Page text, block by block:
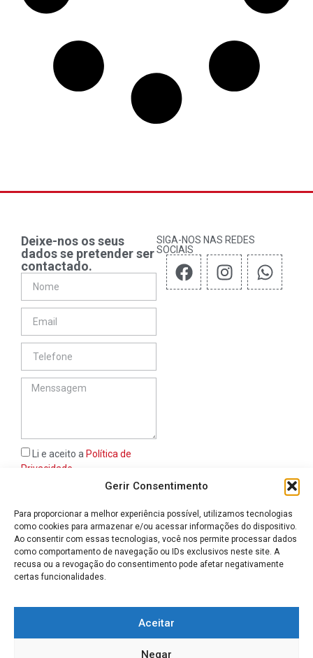
Gerir Consentimento
Para proporcionar a melhor experiência possível, utilizamos tecnologias
como cookies para armazenar e/ou acessar informações do dispositivo.
Ao consentir com essas tecnologias, você nos permite processar dados
como comportamento de navegação ou IDs exclusivos neste site. A
recusa ou a revogação do consentimento pode afetar negativamente
certas funcionalidades.
Aceitar
Negar
Deixe-nos os seus
dados se pretender ser
contactado.
Li e aceito a Política de
Privacidade
SIGA-NOS NAS REDES
SOCIAIS
geral@afimatex.com
+351 249 314 135
Chamada para a rede fixa
nacional
+351 919 927 384
Chamada para a rede móvel
nacional
+351 910 181 806
Chamada para a rede móvel
nacional
Rua Santa Iria n.º 22 - 2300-474 Tomar
Termos e Condições